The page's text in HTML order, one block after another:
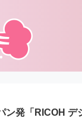
ン発「RICOH